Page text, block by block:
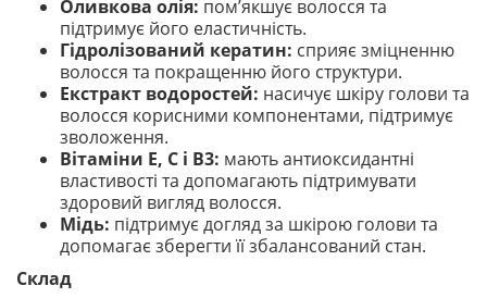
Оливкова олія: пом’якшує волосся та
підтримує його еластичність.
Гідролізований кератин: сприяє зміцненню
волосся та покращенню його структури.
Екстракт водоростей: насичує шкіру голови та
волосся корисними компонентами, підтримує
зволоження.
Вітаміни E, C і B3: мають антиоксидантні
властивості та допомагають підтримувати
здоровий вигляд волосся.
Мідь: підтримує догляд за шкірою голови та
допомагає зберегти її збалансований стан.
Склад